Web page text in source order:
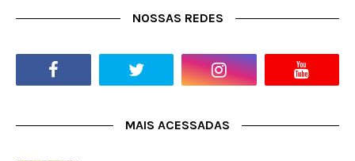
NOSSAS REDES
MAIS ACESSADAS